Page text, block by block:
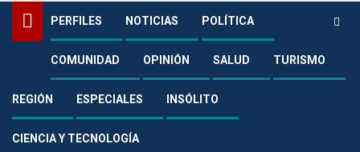
PERFILES NOTICIAS POLÍTICA
COMUNIDAD OPINIÓN SALUD TURISMO
REGIÓN ESPECIALES INSÓLITO
CIENCIA Y TECNOLOGÍA
Política
Darwin Castellanos agradece respaldo ciudadano tras la contundente
victoria del Centro Democrático en el Meta
Política